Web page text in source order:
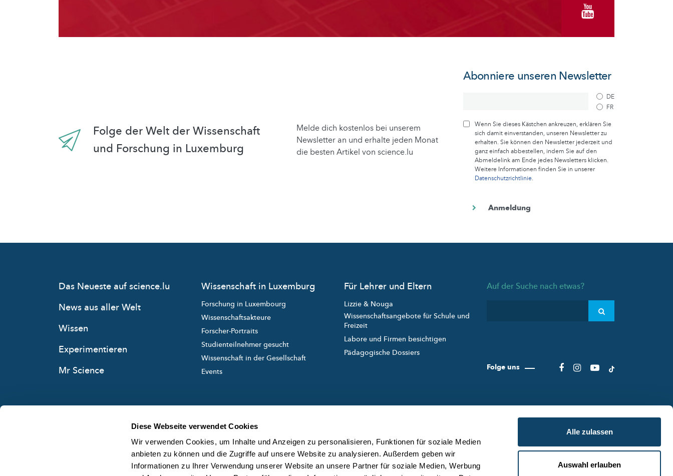
Diese Webseite verwendet Cookies
Wir verwenden Cookies, um Inhalte und Anzeigen zu personalisieren, Funktionen für soziale Medien
anbieten zu können und die Zugriffe auf unsere Website zu analysieren. Außerdem geben wir
Informationen zu Ihrer Verwendung unserer Website an unsere Partner für soziale Medien, Werbung
Alle zulassen
Auswahl erlauben
Folge der Welt der Wissenschaft
und Forschung in Luxemburg
Melde dich kostenlos bei unserem
Newsletter an und erhalte jeden Monat
die besten Artikel von science.lu
Abonniere unseren Newsletter
DE
FR
Wenn Sie dieses Kästchen ankreuzen, erklären Sie
sich damit einverstanden, unseren Newsletter zu
erhalten. Sie können den Newsletter jederzeit und
ganz einfach abbestellen, indem Sie auf den
Abmeldelink am Ende jedes Newsletters klicken.
Weitere Informationen finden Sie in unserer
Datenschutzrichtlinie.
Das Neueste auf science.lu
News aus aller Welt
Wissen
Experimentieren
Mr Science
Wissenschaft in Luxemburg
Forschung in Luxembourg
Wissenschaftsakteure
Forscher-Portraits
Studienteilnehmer gesucht
Wissenschaft in der Gesellschaft
Events
Für Lehrer und Eltern
Lizzie & Nouga
Wissenschaftsangebote für Schule und
Freizeit
Labore und Firmen besichtigen
Pädagogische Dossiers
Auf der Suche nach etwas?
Folge uns
created and managed by ÜBER SCIENCE.LU NUTZUNGSBEDINGUNGEN